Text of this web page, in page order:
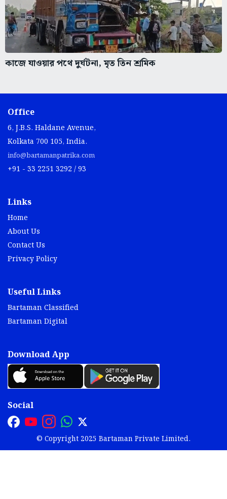
কাজে যাওয়ার পথে দুর্ঘটনা, মৃত তিন শ্রমিক
Office
6, J.B.S. Haldane Avenue,
Kolkata 700 105, India.
info@bartamanpatrika.com
+91 - 33 2251 3292 / 93
Links
Home
About Us
Contact Us
Privacy Policy
Useful Links
Bartaman Classified
Bartaman Digital
Download App
Social
© Copyright 2025 Bartaman Private Limited.